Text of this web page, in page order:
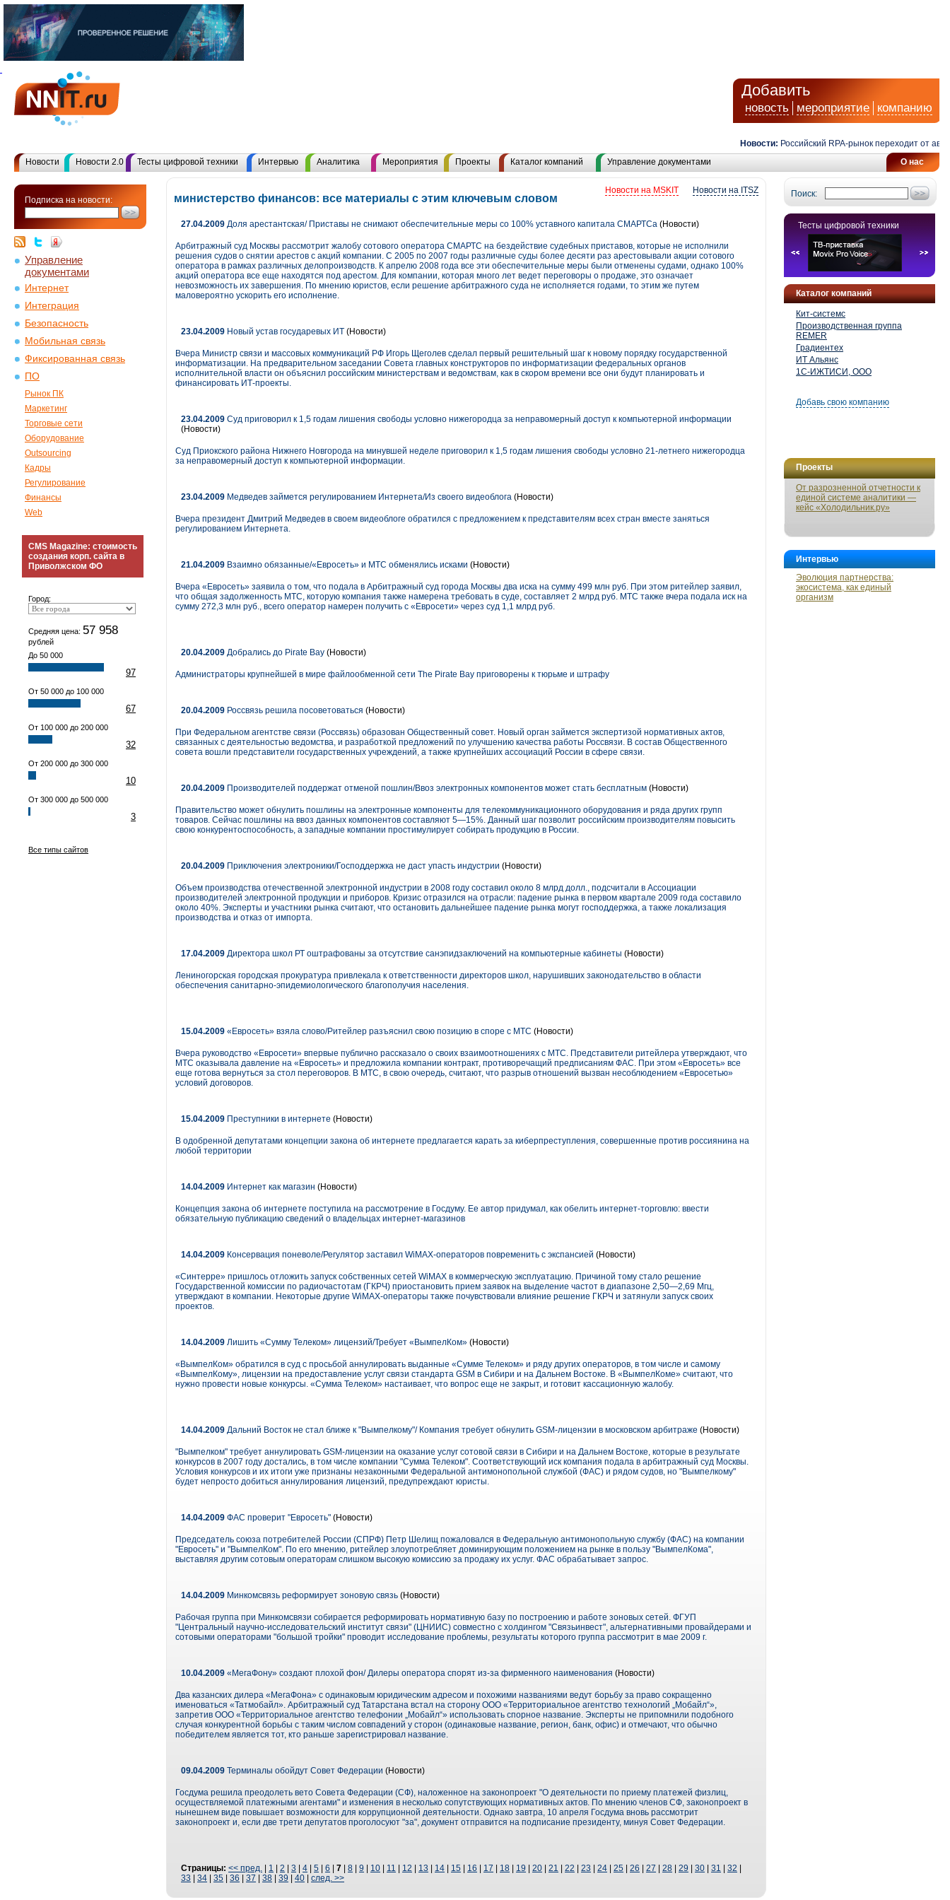
Добавить
новость мероприятие компанию
Новости: Российский RPA-рынок переходит от
О нас
Новости Новости 2.0 Тесты цифровой техники Интервью Аналитика Мероприятия Проекты Каталог компаний Управление документами
Подписка на новости:
Управление
документами
Интернет
Интеграция
Безопасность
Мобильная связь
Фиксированная связь
ПО
Рынок ПК
Маркетинг
Торговые сети
Оборудование
Outsourcing
Кадры
Регулирование
Финансы
Web
CMS Magazine: стоимость
создания корп. сайта в
Приволжском ФО
Город:
Средняя цена: 57 958
рублей
До 50 000
97
От 50 000 до 100 000
67
От 100 000 до 200 000
32
От 200 000 до 300 000
10
От 300 000 до 500 000
3
Все типы сайтов
Поиск:
Тесты цифровой техники
Каталог компаний
Кит-системс
Производственная группа
REMER
Градиентех
ИТ Альянс
1С-ИЖТИСИ, ООО
Добавь свою компанию
Проекты
От разрозненной отчетности к
единой системе аналитики —
кейс «Холодильник.ру»
Интервью
Эволюция партнерства:
экосистема, как единый
организм
Новости на ITSZ
Новости на MSKIT
министерство финансов: все материалы с этим ключевым словом
27.04.2009 Доля арестантская/ Приставы не снимают обеспечительные меры со 100% уставного капитала СМАРТСа (Новости)
Арбитражный суд Москвы рассмотрит жалобу сотового оператора СМАРТС на бездействие судебных приставов, которые не исполнили
решения судов о снятии арестов с акций компании. С 2005 по 2007 годы различные суды более десяти раз арестовывали акции сотового
оператора в рамках различных делопроизводств. К апрелю 2008 года все эти обеспечительные меры были отменены судами, однако 100%
акций оператора все еще находятся под арестом. Для компании, которая много лет ведет переговоры о продаже, это означает
невозможность их завершения. По мнению юристов, если решение арбитражного суда не исполняется годами, то этим же путем
маловероятно ускорить его исполнение.
23.04.2009 Новый устав государевых ИТ (Новости)
Вчера Министр связи и массовых коммуникаций РФ Игорь Щеголев сделал первый решительный шаг к новому порядку государственной
информатизации. На предварительном заседании Совета главных конструкторов по информатизации федеральных органов
исполнительной власти он объяснил российским министерствам и ведомствам, как в скором времени все они будут планировать и
финансировать ИТ-проекты.
23.04.2009 Суд приговорил к 1,5 годам лишения свободы условно нижегородца за неправомерный доступ к компьютерной информации
(Новости)
Суд Приокского района Нижнего Новгорода на минувшей неделе приговорил к 1,5 годам лишения свободы условно 21-летнего нижегородца
за неправомерный доступ к компьютерной информации.
23.04.2009 Медведев займется регулированием Интернета/Из своего видеоблога (Новости)
Вчера президент Дмитрий Медведев в своем видеоблоге обратился с предложением к представителям всех стран вместе заняться
регулированием Интернета.
21.04.2009 Взаимно обязанные/«Евросеть» и МТС обменялись исками (Новости)
Вчера «Евросеть» заявила о том, что подала в Арбитражный суд города Москвы два иска на сумму 499 млн руб. При этом ритейлер заявил,
что общая задолженность МТС, которую компания также намерена требовать в суде, составляет 2 млрд руб. МТС также вчера подала иск на
сумму 272,3 млн руб., всего оператор намерен получить с «Евросети» через суд 1,1 млрд руб.
20.04.2009 Добрались до Pirate Bay (Новости)
Администраторы крупнейшей в мире файлообменной сети The Pirate Bay приговорены к тюрьме и штрафу
20.04.2009 Россвязь решила посоветоваться (Новости)
При Федеральном агентстве связи (Россвязь) образован Общественный совет. Новый орган займется экспертизой нормативных актов,
связанных с деятельностью ведомства, и разработкой предложений по улучшению качества работы Россвязи. В состав Общественного
совета вошли представители государственных учреждений, а также крупнейших ассоциаций России в сфере связи.
20.04.2009 Производителей поддержат отменой пошлин/Ввоз электронных компонентов может стать бесплатным (Новости)
Правительство может обнулить пошлины на электронные компоненты для телекоммуникационного оборудования и ряда других групп
товаров. Сейчас пошлины на ввоз данных компонентов составляют 5—15%. Данный шаг позволит российским производителям повысить
свою конкуренто­способность, а западные компании простимулирует собирать продукцию в России.
20.04.2009 Приключения электроники/Господдержка не даст упасть индустрии (Новости)
Объем производства отечественной электронной индустрии в 2008 году составил около 8 млрд долл., подсчитали в Ассоциации
производителей электронной продукции и приборов. Кризис отразился на отрасли: падение рынка в первом квартале 2009 года составило
около 40%. Экс­перты и участники рынка считают, что остановить дальнейшее падение рынка могут господдержка, а также локализация
производства и отказ от импорта.
17.04.2009 Директора школ РТ оштрафованы за отсутствие санэпидзаключений на компьютерные кабинеты (Новости)
Лениногорская городская прокуратура привлекала к ответственности директоров школ, нарушивших законодательство в области
обеспечения санитарно-эпидемиологического благополучия населения.
15.04.2009 «Евросеть» взяла слово/Ритейлер разъяснил свою позицию в споре с МТС (Новости)
Вчера руководство «Евросети» впервые публично рассказало о своих взаимоотношениях с МТС. Представители ритейлера утверждают, что
МТС оказывала давление на «Евросеть» и предложила компании контракт, противоречащий предписаниям ФАС. При этом «Евросеть» все
еще готова вернуться за стол переговоров. В МТС, в свою очередь, считают, что разрыв отношений вызван несоблюдением «Евросетью»
условий договоров.
15.04.2009 Преступники в интернете (Новости)
В одобренной депутатами концепции закона об интернете предлагается карать за киберпреступления, совершенные против россиянина на
любой территории
14.04.2009 Интернет как магазин (Новости)
Концепция закона об интернете поступила на рассмотрение в Госдуму. Ее автор придумал, как обелить интернет-торговлю: ввести
обязательную публикацию сведений о владельцах интернет-магазинов
14.04.2009 Консервация поневоле/Регулятор заставил WiMAX-операторов повременить с экспансией (Новости)
«Синтерре» пришлось отложить запуск собственных сетей WiMAX в коммерческую эксплуатацию. Причиной тому стало решение
Государственной комиссии по радиочастотам (ГКРЧ) приостановить прием заявок на выделение частот в диапазоне 2,50—2,69 Мгц,
утверждают в компании. Некоторые другие WiMAX-операторы также почувствовали влияние решение ГКРЧ и затянули запуск своих
проектов.
14.04.2009 Лишить «Сумму Телеком» лицензий/Требует «ВымпелКом» (Новости)
«ВымпелКом» обратился в суд с просьбой аннулировать выданные «Сумме Телеком» и ряду других операторов, в том числе и самому
«ВымпелКому», лицензии на предоставление услуг связи стандарта GSM в Сибири и на Дальнем Востоке. В «ВымпелКоме» считают, что
нужно провести новые конкурсы. «Сумма Телеком» настаивает, что вопрос еще не закрыт, и готовит кассационную жалобу.
14.04.2009 Дальний Восток не стал ближе к "Вымпелкому"/ Компания требует обнулить GSM-лицензии в московском арбитраже (Новости)
"Вымпелком" требует аннулировать GSM-лицензии на оказание услуг сотовой связи в Сибири и на Дальнем Востоке, которые в результате
конкурсов в 2007 году достались, в том числе компании "Сумма Телеком". Соответствующий иск компания подала в арбитражный суд Москвы.
Условия конкурсов и их итоги уже признаны незаконными Федеральной антимонопольной службой (ФАС) и рядом судов, но "Вымпелкому"
будет непросто добиться аннулирования лицензий, предупреждают юристы.
14.04.2009 ФАС проверит "Евросеть" (Новости)
Председатель союза потребителей России (СПРФ) Петр Шелищ пожаловался в Федеральную антимонопольную службу (ФАС) на компании
"Евросеть" и "ВымпелКом". По его мнению, ритейлер злоупотребляет доминирующим положением на рынке в пользу "ВымпелКома",
выставляя другим сотовым операторам слишком высокую комиссию за продажу их услуг. ФАС обрабатывает запрос.
14.04.2009 Минкомсвязь реформирует зоновую связь (Новости)
Рабочая группа при Минкомсвязи собирается реформировать нормативную базу по построению и работе зоновых сетей. ФГУП
"Центральный научно-исследовательский институт связи" (ЦНИИС) совместно с холдингом "Связьинвест", альтернативными провайдерами и
сотовыми операторами "большой тройки" проводит исследование проблемы, результаты которого группа рассмотрит в мае 2009 г.
10.04.2009 «МегаФону» создают плохой фон/ Дилеры оператора спорят из-за фирменного наименования (Новости)
Два казанских дилера «МегаФона» с одинаковым юридическим адресом и похожими названиями ведут борьбу за право сокращенно
именоваться «Татмобайл». Арбитражный суд Татарстана встал на сторону ООО «Территориальное агентство технологий „Мобайл“»,
запретив ООО «Территориальное агентство телефонии „Мобайл“» использовать спорное название. Эксперты не припомнили подобного
случая конкурентной борьбы с таким числом совпадений у сторон (одинаковые название, регион, банк, офис) и отмечают, что обычно
победителем является тот, кто раньше зарегистрировал название.
09.04.2009 Терминалы обойдут Совет Федерации (Новости)
Госдума решила преодолеть вето Совета Федерации (СФ), наложенное на законопроект "О деятельности по приему платежей физлиц,
осуществляемой платежными агентами" и изменения в несколько сопутствующих нормативных актов. По мнению членов СФ, законопроект в
нынешнем виде повышает возможности для коррупционной деятельности. Однако завтра, 10 апреля Госдума вновь рассмотрит
законопроект и, если две трети депутатов проголосуют "за", документ отправится на подписание президенту, минуя Совет Федерации.
Страницы: << пред. 1 2 3 4 5 6 7 8 9 10 11 12 13 14 15 16 17 18 19 20 21 22 23 24 25 26 27 28 29 30 31 32
33
34 35 36 37 38 39 40 след. >>